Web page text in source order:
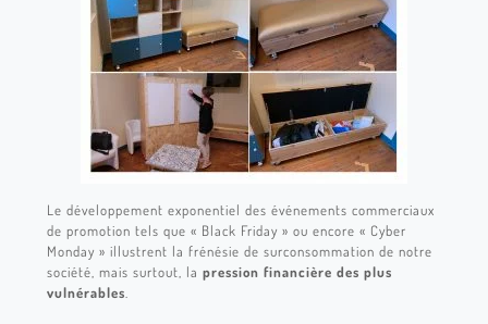
Le développement exponentiel des événements commerciaux
de promotion tels que « Black Friday » ou encore « Cyber
Monday » illustrent la frénésie de surconsommation de notre
société, mais surtout, la pression financière des plus
vulnérables